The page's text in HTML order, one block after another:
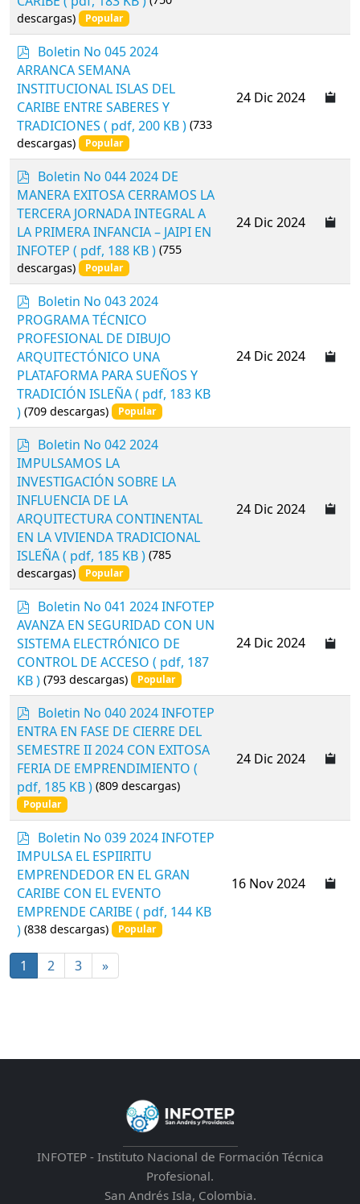
descargas)
Popular
p
d
f
Boletin No 045 2024
ARRANCA SEMANA
INSTITUCIONAL ISLAS DEL
CARIBE ENTRE SABERES Y
TRADICIONES ( pdf, 200 KB ) (733
descargas)
Popular
24 Dic 2024
p
d
f
Boletin No 044 2024 DE
MANERA EXITOSA CERRAMOS LA
TERCERA JORNADA INTEGRAL A
LA PRIMERA INFANCIA – JAIPI EN
INFOTEP ( pdf, 188 KB ) (755
descargas)
Popular
24 Dic 2024
p
d
f
Boletin No 043 2024
PROGRAMA TÉCNICO
PROFESIONAL DE DIBUJO
ARQUITECTÓNICO UNA
PLATAFORMA PARA SUEÑOS Y
TRADICIÓN ISLEÑA( pdf, 183 KB
) (709 descargas) Popular
24 Dic 2024
p
d
f
Boletin No 042 2024
IMPULSAMOS LA
INVESTIGACIÓN SOBRE LA
INFLUENCIA DE LA
ARQUITECTURA CONTINENTAL
EN LA VIVIENDA TRADICIONAL
ISLEÑA( pdf, 185 KB ) (785
descargas)
Popular
24 Dic 2024
p
d
f
Boletin No 041 2024 INFOTEP
AVANZA EN SEGURIDAD CON UN
SISTEMA ELECTRÓNICO DE
CONTROL DE ACCESO ( pdf, 187
KB ) (793 descargas) Popular
24 Dic 2024
p
d
f
Boletin No 040 2024 INFOTEP
ENTRA EN FASE DE CIERRE DEL
SEMESTRE II 2024 CON EXITOSA
FERIA DE EMPRENDIMIENTO (
pdf, 185 KB ) (809 descargas)
Popular
24 Dic 2024
p
d
f
Boletin No 039 2024 INFOTEP
IMPULSA EL ESPIIRITU
EMPRENDEDOR EN EL GRAN
CARIBE CON EL EVENTO
EMPRENDE CARIBE ( pdf, 144 KB
) (838 descargas) Popular
16 Nov 2024
1 2 3 »
INFOTEP - Instituto Nacional de Formación Técnica
Profesional.
San Andrés Isla, Colombia.